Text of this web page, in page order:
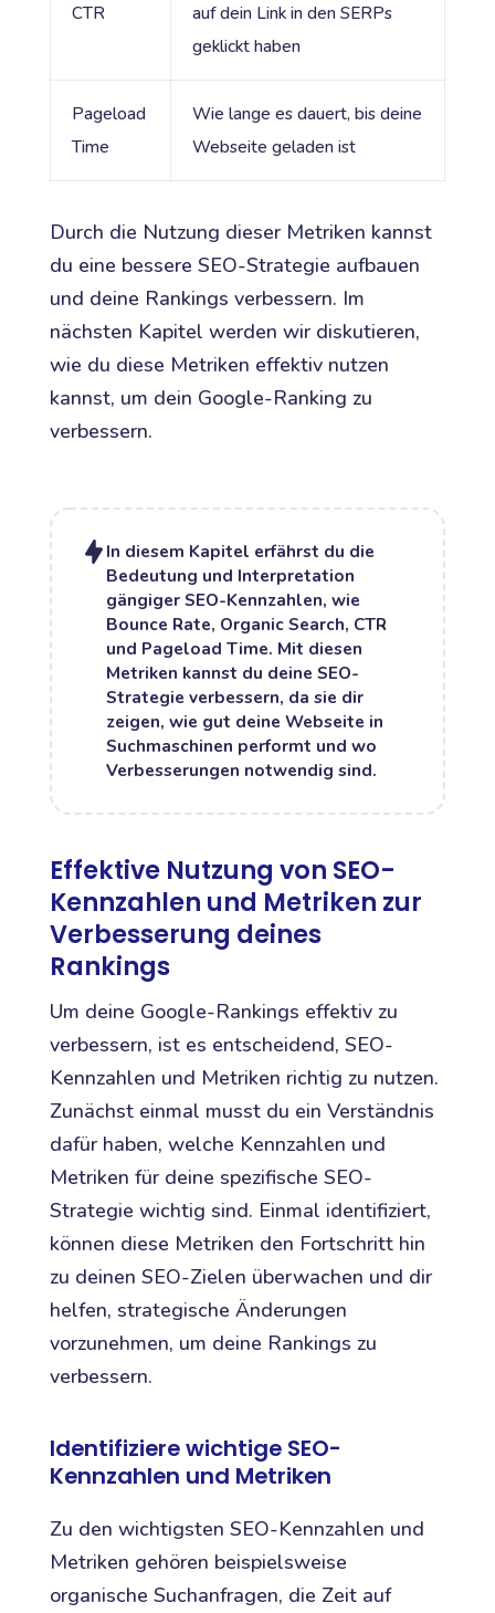
CTR
auf dein Link in den SERPs
geklickt haben
Pageload
Time
Wie lange es dauert, bis deine
Webseite geladen ist
Durch die Nutzung dieser Metriken kannst
du eine bessere SEO-Strategie aufbauen
und deine Rankings verbessern. Im
nächsten Kapitel werden wir diskutieren,
wie du diese Metriken effektiv nutzen
kannst, um dein Google-Ranking zu
verbessern.
In diesem Kapitel erfährst du die
Bedeutung und Interpretation
gängiger SEO-Kennzahlen, wie
Bounce Rate, Organic Search, CTR
und Pageload Time. Mit diesen
Metriken kannst du deine SEO-
Strategie verbessern, da sie dir
zeigen, wie gut deine Webseite in
Suchmaschinen performt und wo
Verbesserungen notwendig sind.
Effektive Nutzung von SEO-
Kennzahlen und Metriken zur
Verbesserung deines
Rankings
Um deine Google-Rankings effektiv zu
verbessern, ist es entscheidend, SEO-
Kennzahlen und Metriken richtig zu nutzen.
Zunächst einmal musst du ein Verständnis
dafür haben, welche Kennzahlen und
Metriken für deine spezifische SEO-
Strategie wichtig sind. Einmal identifiziert,
können diese Metriken den Fortschritt hin
zu deinen SEO-Zielen überwachen und dir
helfen, strategische Änderungen
vorzunehmen, um deine Rankings zu
verbessern.
Identifiziere wichtige SEO-
Kennzahlen und Metriken
Zu den wichtigsten SEO-Kennzahlen und
Metriken gehören beispielsweise
organische Suchanfragen, die Zeit auf